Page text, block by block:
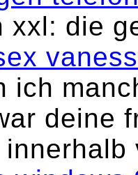
xxl: die
ich
deine